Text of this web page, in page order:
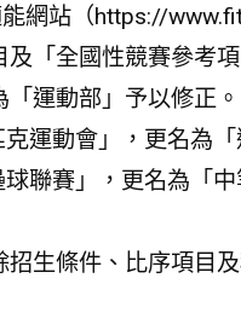
網站（https://
「全國性競賽參考
運動部」予以修正。
運動會」，更名為「
聯賽」，更名為「
生條件、比序項目